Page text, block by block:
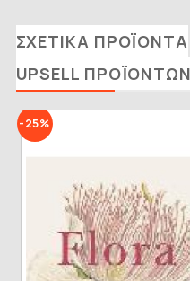
ΣΧΕΤΙΚΆ ΠΡΟΪΌΝΤΑ
UPSELL ΠΡΟΪΌΝΤΩΝ
-25%